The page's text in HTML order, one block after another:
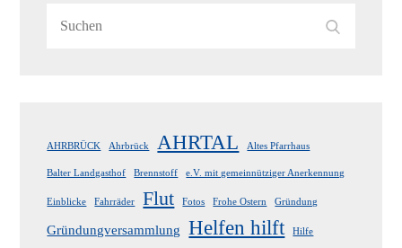
AHRBRÜCK Ahrbrück AHRTAL Altes Pfarrhaus
Balter Landgasthof Brennstoff e.V. mit gemeinnütziger Anerkennung
Einblicke Fahrräder Flut Fotos Frohe Ostern Gründung
Gründungversammlung Helfen hilft Hilfe